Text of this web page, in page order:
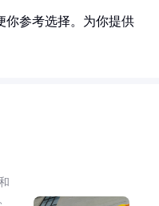
你参考选择。为你提供